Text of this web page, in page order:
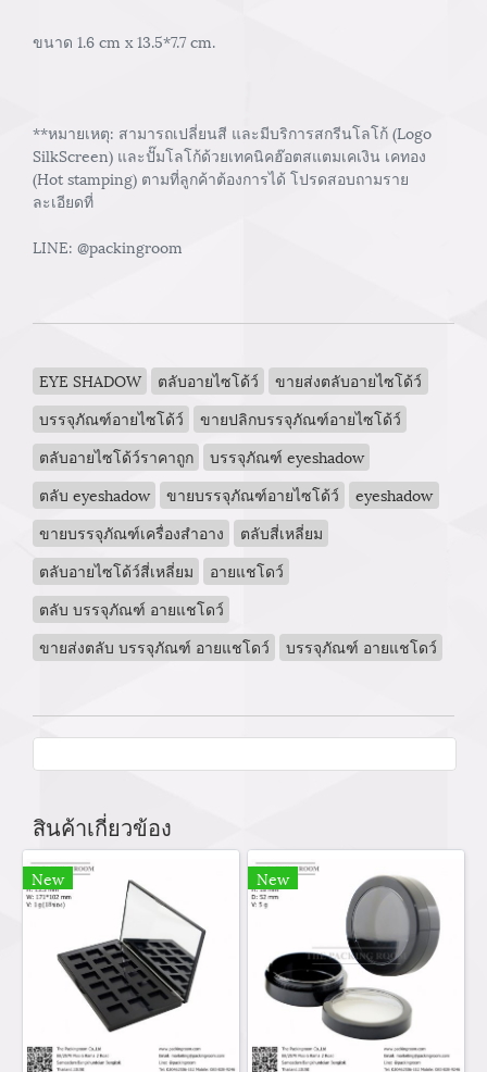
ขนาด 1.6 cm x 13.5*7.7 cm.
**หมายเหตุ: สามารถเปลี่ยนสี และมีบริการสกรีนโลโก้ (Logo
SilkScreen) และปั๊มโลโก้ด้วยเทคนิคฮ๊อตสแตมเคเงิน เคทอง
(Hot stamping) ตามที่ลูกค้าต้องการได้ โปรดสอบถามราย
ละเอียดที่
LINE: @packingroom
EYE SHADOW ตลับอายไซโด้ว์
ขายส่งตลับอายไซโด้ว์
บรรจุภัณฑ์อายไซโด้ว์
ขายปลิกบรรจุภัณฑ์อายไซโด้ว์
ตลับอายไซโด้ว์ราคาถูก
บรรจุภัณฑ์ eyeshadow
ตลับ eyeshadow
ขายบรรจุภัณฑ์อายไซโด้ว์
eyeshadow
ขายบรรจุภัณฑ์เครื่องสำอาง
ตลับสี่เหลี่ยม
ตลับอายไซโด้ว์สี่เหลี่ยม
อายแชโดว์
ตลับ บรรจุภัณฑ์ อายแชโดว์
ขายส่งตลับ บรรจุภัณฑ์ อายแชโดว์
บรรจุภัณฑ์ อายแชโดว์
สินค้าเกี่ยวข้อง
New New